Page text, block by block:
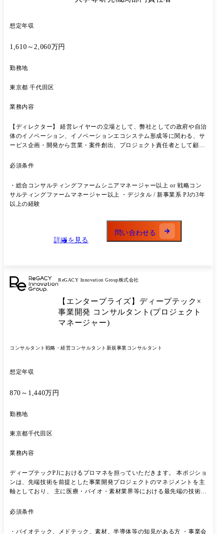
想定年収
1,610～2,060万円
勤務地
東京都 千代田区
業務内容
【ディレクター】 経営レイヤーの立場として、弊社としての政府や自治
体のイノベーション、イノベーションエコシステム形成等に関わる、サ
ービス企画・開発から営業・案件創出、プロジェクト責任者として顧
くとともに、社内の組織や人材の開発などにも関わっていただきたいと
スの改良 ・政府や自治体の多様なプレイヤーを巻き込んだエコシステム
型イノベーションプロジェクト提案や立ち上げ ・プロジェクト統括とし
て社内チームを形成しプロジェクトをディレクション ・自社組織開発や
必須条件
・総合コンサルティングファームシニアマネージャー以上 or 戦略コン
サルティングファームマネージャー以上 ・デジタル / 新事業系 PJの3年
以上の経験
詳細を見る
問い合わせる
ReGACY Innovation Group株式会社
【エンタープライズ】ディープテック×
事業開発 コンサルタント(プロジェクト
マネージャー)
コンサルタント 戦略・経営コンサルタント 新規事業コンサルタント
想定年収
870～1,440万円
勤務地
東京都千代田区
業務内容
ディープテックPJにおけるプロマネを担っていただきます。 本ポジショ
ンは、先端技術を前提とした事業開発プロジェクトのマネジメントを主
軸としており、 主に医療・バイオ・素材業界等における最先端の技術に
を行って頂きます。
必須条件
・バイオテック、メドテック、素材、半導体等の知見がある方 ・事業会